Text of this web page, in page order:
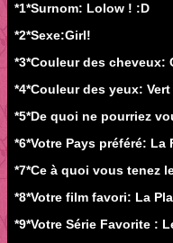
*1*Surnom: Lolow ! :D
*2*Sexe:Girl!
*3*Couleur des cheveux:
*4*Couleur des yeux:
*5*De quoi ne pourriez
*6*Votre Pays préféré: La
*7*Ce à quoi vous tenez
*8*Votre film favori: La
*9*Votre Série Favorite :